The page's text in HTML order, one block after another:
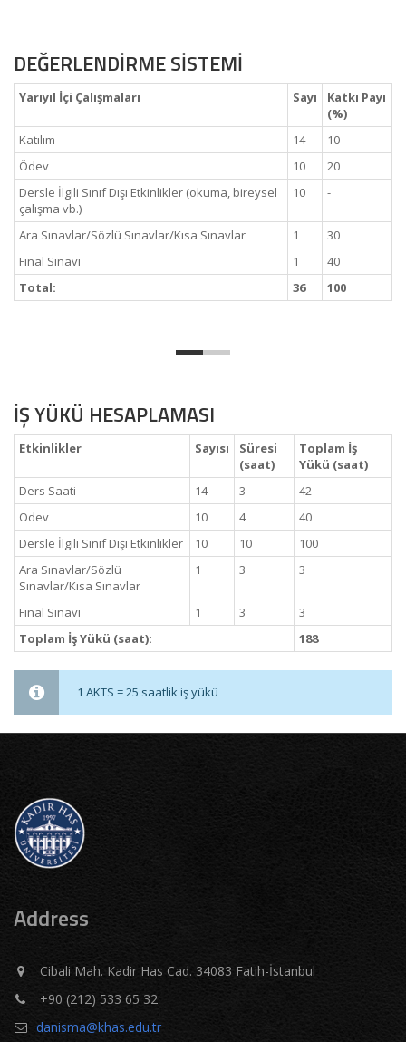
DEĞERLENDİRME SİSTEMİ
Yarıyıl İçi Çalışmaları Sayı
Katkı Payı
(%)
Katılım
14
10
Ödev
10
20
Dersle İlgili Sınıf Dışı Etkinlikler (okuma, bireysel
çalışma vb.)
10 -
Ara Sınavlar/Sözlü Sınavlar/Kısa Sınavlar 1
30
Final Sınavı
1
40
Total:
36 100
İŞ YÜKÜ HESAPLAMASI
Etkinlikler Sayısı
Süresi
(saat)
Toplam İş
Yükü (saat)
Ders Saati
14 3
42
Ödev
10 4
40
Dersle İlgili Sınıf Dışı Etkinlikler
10 10
100
Ara Sınavlar/Sözlü
Sınavlar/Kısa Sınavlar
1 3 3
Final Sınavı 1 3
3
Toplam İş Yükü (saat):
188
1 AKTS = 25 saatlik iş yükü
Address
Cibali Mah. Kadir Has Cad. 34083 Fatih-İstanbul
+90 (212) 533 65 32
danisma@khas.edu.tr